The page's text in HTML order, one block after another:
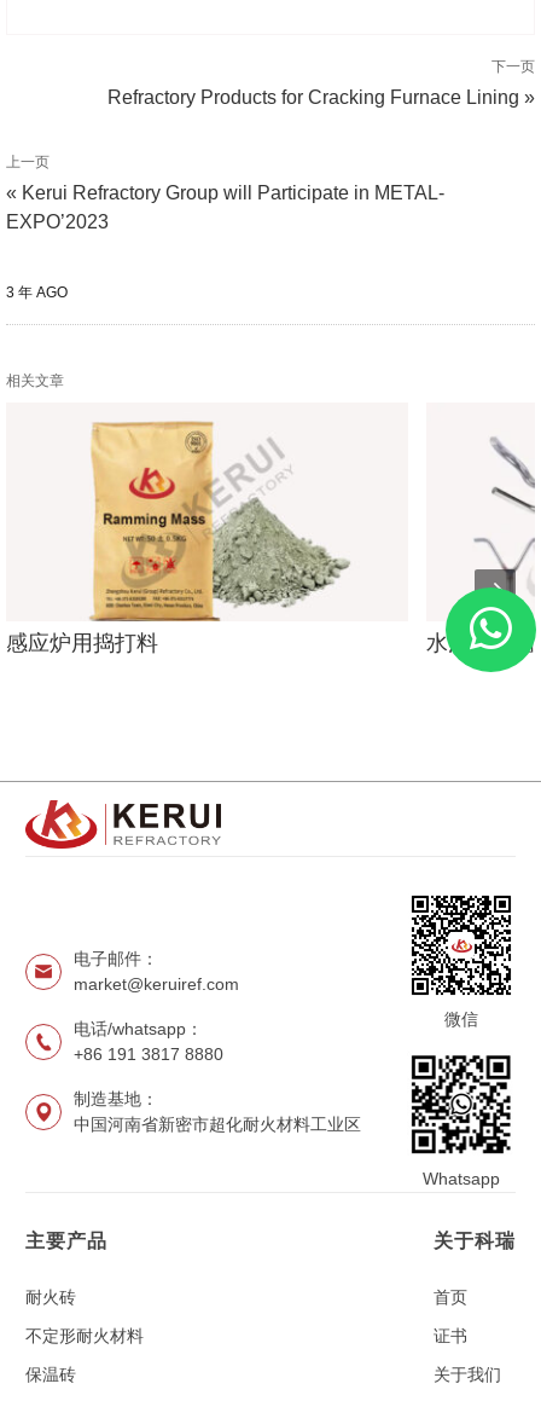
下一页
Refractory Products for Cracking Furnace Lining »
上一页
« Kerui Refractory Group will Participate in METAL-
EXPO’2023
3 年 AGO
相关文章
感应炉用捣打料 水泥厂用锚
电子邮件：
market@keruiref.com
电话/whatsapp：
+86 191 3817 8880
制造基地：
中国河南省新密市超化耐火材料工业区
微信
Whatsapp
主要产品
耐火砖
不定形耐火材料
保温砖
关于科瑞
首页
证书
关于我们